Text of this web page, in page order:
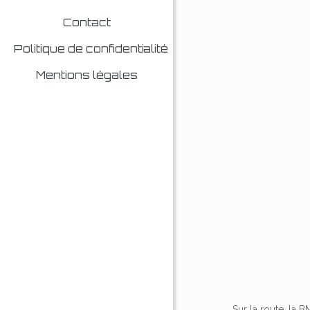
Contact
Politique de confidentialité
Mentions légales